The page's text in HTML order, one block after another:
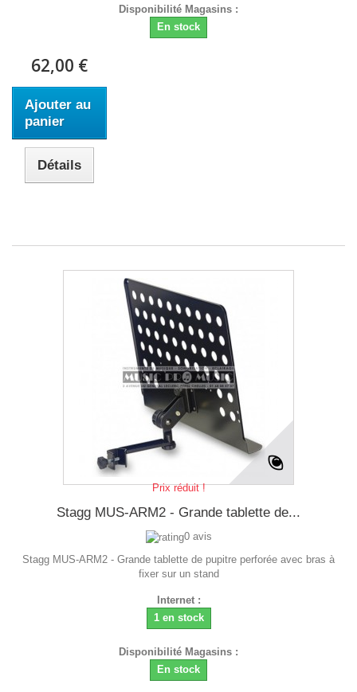
Disponibilité Magasins :
En stock
62,00 €
Ajouter au
panier
Détails
Prix réduit !
Stagg MUS-ARM2 - Grande tablette de...
0 avis
Stagg MUS-ARM2 - Grande tablette de pupitre perforée avec bras à
fixer sur un stand
Internet :
1 en stock
Disponibilité Magasins :
En stock